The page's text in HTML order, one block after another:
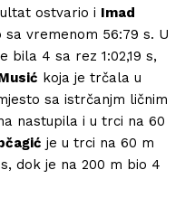
ostvario i Imad
sa vremenom 56:79 s. U
bila 4 sa rez 1:02,19 s,
koja je trčala u
sa istrčanjm ličnim
nastupila i u trci na 60
je u trci na 60 m
dok je na 200 m bio 4